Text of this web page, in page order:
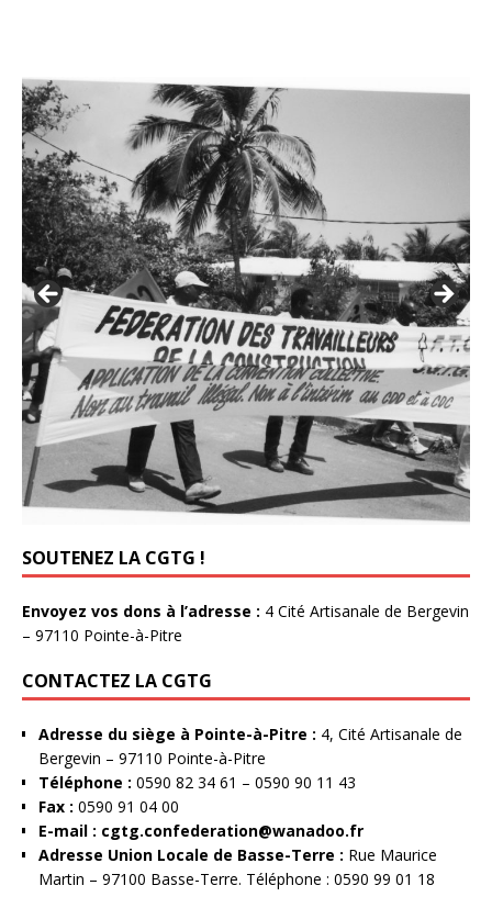
SOUTENEZ LA CGTG !
Envoyez vos dons à l’adresse : 4 Cité Artisanale de Bergevin
– 97110 Pointe-à-Pitre
CONTACTEZ LA CGTG
Adresse du siège à Pointe-à-Pitre : 4, Cité Artisanale de
Bergevin – 97110 Pointe-à-Pitre
Téléphone : 0590 82 34 61 – 0590 90 11 43
Fax : 0590 91 04 00
E-mail : cgtg.confederation@wanadoo.fr
Adresse Union Locale de Basse-Terre : Rue Maurice
Martin – 97100 Basse-Terre. Téléphone : 0590 99 01 18